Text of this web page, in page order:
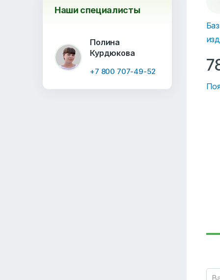
Наши специалисты
Полина
Курдюкова
+7 800 707-49-52